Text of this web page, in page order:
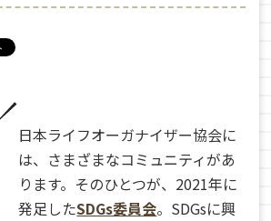
日本ライフオーガナイザー協会に
は、さまざまなコミュニティがあ
ります。そのひとつが、2021年に
発足したSDGs委員会。SDGsに興